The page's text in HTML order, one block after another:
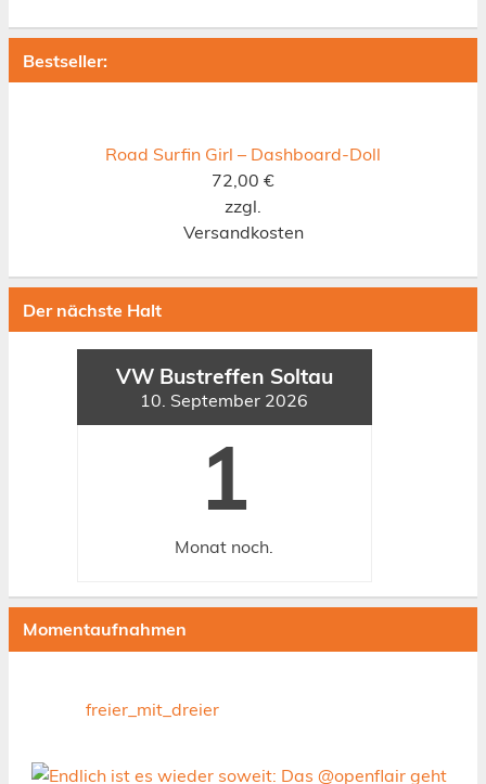
Bestseller:
Road Surfin Girl – Dashboard-Doll
72,00 €
zzgl.
Versandkosten
Der nächste Halt
VW Bustreffen Soltau
10. September 2026
1
Monat noch.
Momentaufnahmen
freier_mit_dreier